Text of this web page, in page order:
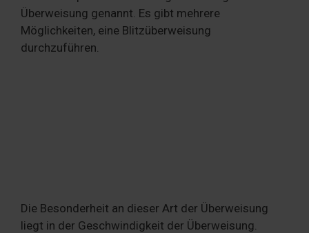
Überweisung genannt. Es gibt mehrere
Möglichkeiten, eine Blitzüberweisung
durchzuführen.
Die Besonderheit an dieser Art der Überweisung
liegt in der Geschwindigkeit der Überweisung.